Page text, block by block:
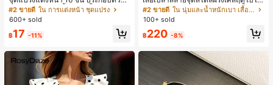
ปรงแต่งหน้า 13 ชิ้น, ฟองน้ำแต่งหน้ารู
ปหยดน้ำ 1 ชิ้น, แปรงแป้งรองพื้นกลม 1
1 ชิ้น - ชุดคลาสสิก ทำจากขนสังเคราะ
หญิงและเด็กผู้หญิง เหมาะสำหรับฤดูใบ
ไม้ร่วงและฤดูหนาว
#2 ขายดี ใน การแต่งหน้า ชุดแปรง
600+ sold
฿17 -11%
ร่วง, ทรงเข้ารูป, แขนยาวคอวี, สไตล์ให
ม่ฤดูใบไม้ผลิ, ป้องกันแสงแดด, ใส่ไป
#2 ขายดี
ใน นุ่มและน้ำหนักเบา เสื้อสตรี เสื้อเบลาส์ & Tee
100+ sold
฿220 -8%